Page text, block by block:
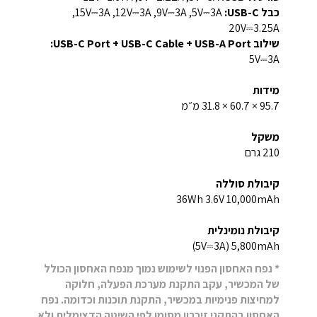
כבל USB-C:
‏ 5V⎓3A,‏ 9V⎓3A,‏ 12V⎓3A,‏ 15V⎓3A,‏
20V⎓3.25A
שילוב USB-C Port + USB-C Cable + USB-A Port:‏
5V⎓3A
מידות
95.7 ×‏ 60.7 ×‏ 31.8 מ״מ
משקל
210 גרם
קיבולת סוללה
10,000mAh‏ 3.6V‏ ‎36Wh‎
קיבולת נומינלית
5,800mAh‏ (5V⎓3A)
* נפח האחסון הפנוי לשימוש נמוך מנפח האחסון הכולל
של המכשיר, עקב התקנת מערכת הפעלה, חלוקה
למחיצות פנימיות במכשיר, התקנת תוכנות וכדומה. נפח